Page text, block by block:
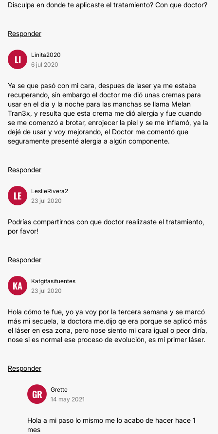
Disculpa en donde te aplicaste el tratamiento? Con que doctor?
Responder
LI
Linita2020
6 jul 2020
Ya se que pasó con mi cara, despues de laser ya me estaba
recuperando, sin embargo el doctor me dió unas cremas para
usar en el dia y la noche para las manchas se llama Melan
Tran3x, y resulta que esta crema me dió alergia y fue cuando
se me comenzó a brotar, enrojecer la piel y se me inflamó, ya la
dejé de usar y voy mejorando, el Doctor me comentó que
seguramente presenté alergia a algún componente.
Responder
LE
LeslieRivera2
23 jul 2020
Podrías compartirnos con que doctor realizaste el tratamiento,
por favor!
Responder
KA
Katgifasifuentes
23 jul 2020
Hola cómo te fue, yo ya voy por la tercera semana y se marcó
más mi secuela, la doctora me.dijo qe era porque se aplicó más
el láser en esa zona, pero nose siento mi cara igual o peor diría,
nose si es normal ese proceso de evolución, es mi primer láser.
Responder
GR
Grette
14 may 2021
Hola a mi paso lo mismo me lo acabo de hacer hace 1
mes